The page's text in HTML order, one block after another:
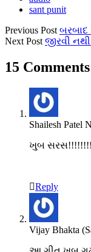
sant punit
Previous Post બરબાદ
Next Post જીરવી
15 Comments
Shailesh Patel
ખુબ
Reply
Vijay Bhakta